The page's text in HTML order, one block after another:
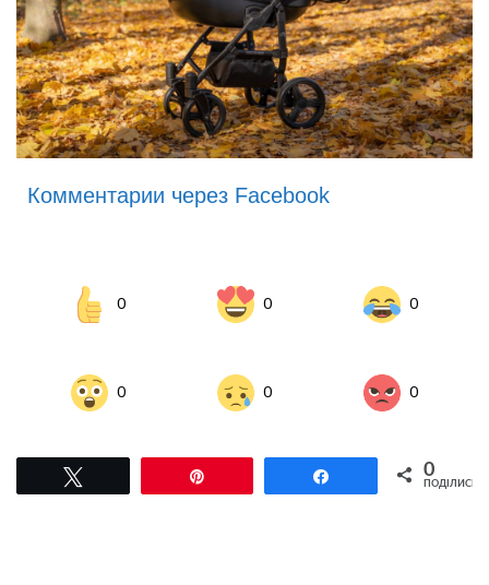
Комментарии через Facebook
0 0 0
0 0 0
Поділитися0
ПОДІЛИСЬ